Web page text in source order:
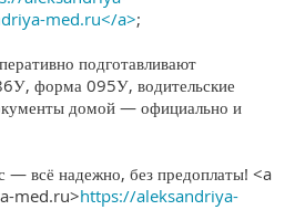
med.ru</a>;
подготавливают
форма 095У, водительские
домой — официально и
— всё надежно, без предоплаты! <a
med.ru>https://aleksandriya-